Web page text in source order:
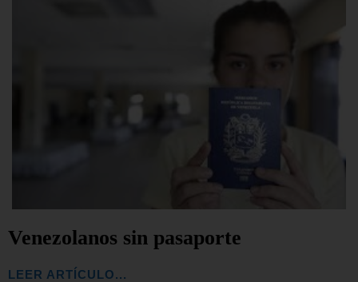
Venezolanos sin pasaporte
LEER ARTÍCULO...